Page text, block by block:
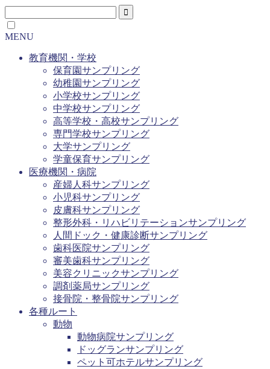
MENU
教育機関・学校
保育園サンプリング
幼稚園サンプリング
小学校サンプリング
中学校サンプリング
高等学校・高校サンプリング
専門学校サンプリング
大学サンプリング
学童保育サンプリング
医療機関・病院
産婦人科サンプリング
小児科サンプリング
皮膚科サンプリング
整形外科・リハビリテーションサンプリング
人間ドック・健康診断サンプリング
歯科医院サンプリング
審美歯科サンプリング
美容クリニックサンプリング
調剤薬局サンプリング
接骨院・整骨院サンプリング
各種ルート
動物
動物病院サンプリング
ドッグランサンプリング
ペット可ホテルサンプリング